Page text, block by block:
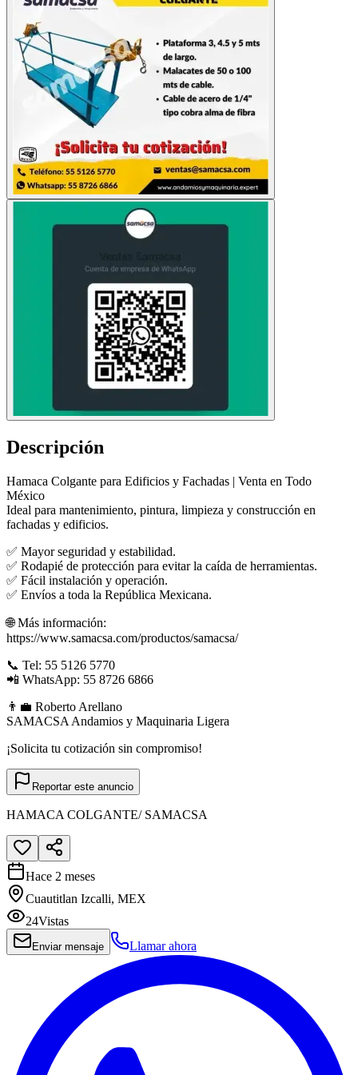
Descripción
Hamaca Colgante para Edificios y Fachadas | Venta en Todo
México
Ideal para mantenimiento, pintura, limpieza y construcción en
fachadas y edificios.
✅ Mayor seguridad y estabilidad.
✅ Rodapié de protección para evitar la caída de herramientas.
✅ Fácil instalación y operación.
✅ Envíos a toda la República Mexicana.
🌐 Más información:
https://www.samacsa.com/productos/samacsa/
📞 Tel: 55 5126 5770
📲 WhatsApp: 55 8726 6866
👨‍💼 Roberto Arellano
SAMACSA Andamios y Maquinaria Ligera
¡Solicita tu cotización sin compromiso!
Reportar este anuncio
HAMACA COLGANTE/ SAMACSA
Hace 2 meses
Cuautitlan Izcalli, MEX
24Vistas
Enviar mensaje Llamar ahora